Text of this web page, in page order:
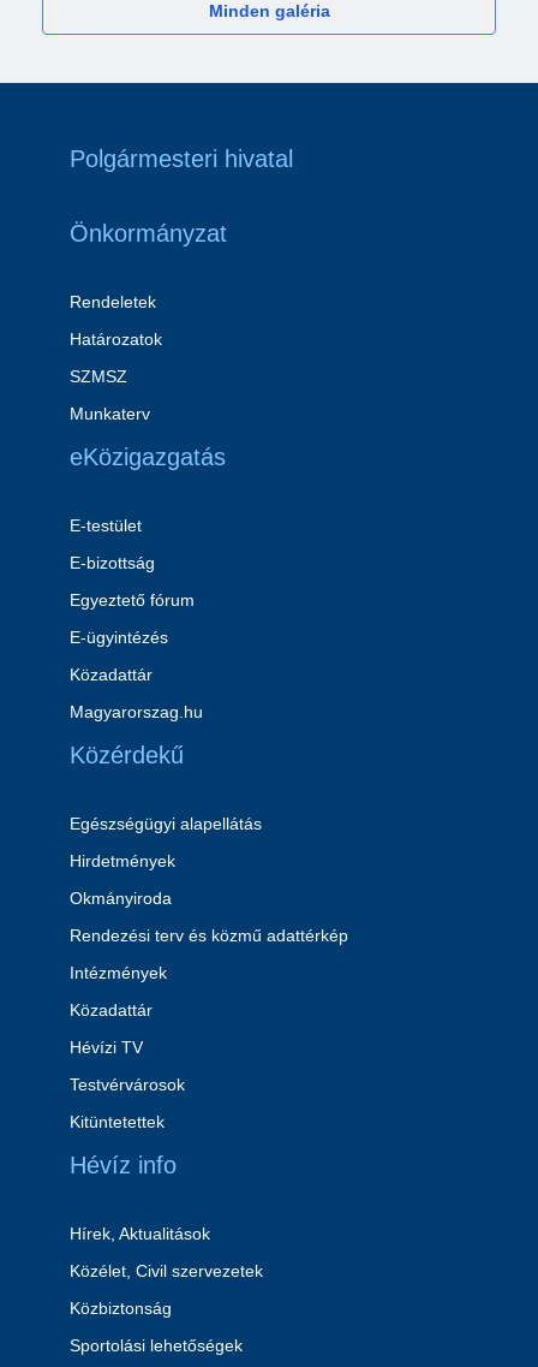
Minden galéria
Polgármesteri hivatal
Önkormányzat
Rendeletek
Határozatok
SZMSZ
Munkaterv
eKözigazgatás
E-testület
E-bizottság
Egyeztető fórum
E-ügyintézés
Közadattár
Magyarorszag.hu
Közérdekű
Egészségügyi alapellátás
Hirdetmények
Okmányiroda
Rendezési terv és közmű adattérkép
Intézmények
Közadattár
Hévízi TV
Testvérvárosok
Kitüntetettek
Hévíz info
Hírek, Aktualitások
Közélet, Civil szervezetek
Közbiztonság
Sportolási lehetőségek